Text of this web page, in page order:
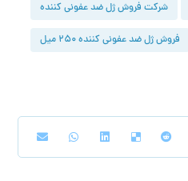
شرکت فروش ژل ضد عفونی کننده
فروش ژل ضد عفونی کننده ۲۵۰ میل